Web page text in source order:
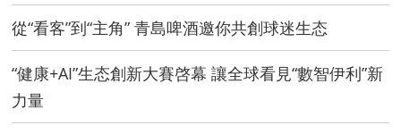
從“看客”到“主角” 青島啤酒邀你共創球迷生态
“健康+AI”生态創新大賽啓幕 讓全球看見“數智伊利”新
力量